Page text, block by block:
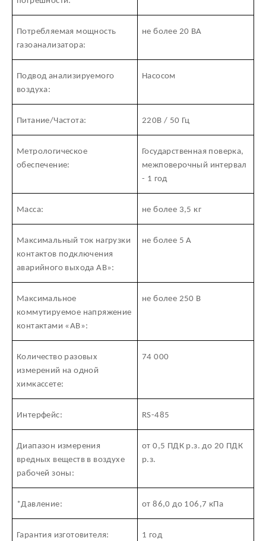
Потребляемая мощность
газоанализатора:
не более 20 ВА
Подвод анализируемого
воздуха:
Насосом
Питание/Частота: 220В / 50 Гц
Метрологическое
обеспечение:
Государственная поверка,
межповерочный интервал
- 1 год
Масса: не более 3,5 кг
Максимальный ток нагрузки
контактов подключения
аварийного выхода АВ»:
не более 5 А
Максимальное
коммутируемое напряжение
контактами «АВ»:
не более 250 В
Количество разовых
измерений на одной
химкассете:
74 000
Интерфейс: RS-485
Диапазон измерения
вредных веществ в воздухе
рабочей зоны:
от 0,5 ПДК р.з. до 20 ПДК
р.з.
*Давление: от 86,0 до 106,7 кПа
Гарантия изготовителя: 1 год